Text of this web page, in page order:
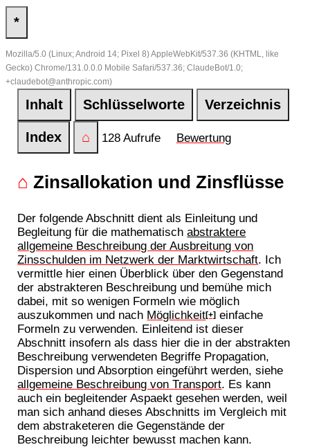
*
Mozilla/5.0 (Linux; Android 14; Pixel 8) AppleWebKit/537.36 (KHTML, like
Gecko) Chrome/131.0.0.0 Mobile Safari/537.36; ClaudeBot/1.0;
+claudebot@anthropic.com)
Inhalt Schlüsselworte Verzeichnis
Index ⌂ 128 Aufrufe Bewertung
⌂ Zinsallokation und Zinsflüsse
Der folgende Abschnitt dient als Einleitung und
Begleitung für die mathematischabstraktere
allgemeine Beschreibung der Ausbreitung von
Zinsschulden im Netzwerk der Marktwirtschaft. Ich
vermittle hier einen Überblick über den Gegenstand
der abstrakteren Beschreibung und bemühe mich
dabei, mit so wenigen Formeln wie möglich
auszukommen und nach Möglichkeit[+] einfache
Formeln zu verwenden. Einleitend ist dieser
Abschnitt insofern als dass hier die in der abstrakten
Beschreibung verwendeten Begriffe Propagation,
Dispersion und Absorption eingeführt werden, siehe
allgemeine Beschreibung von Transport. Es kann
auch ein begleitender Aspaekt gesehen werden, weil
man sich anhand dieses Abschnitts im Vergleich mit
dem abstraketeren die Gegenstände der
Beschreibung leichter bewusst machen kann.